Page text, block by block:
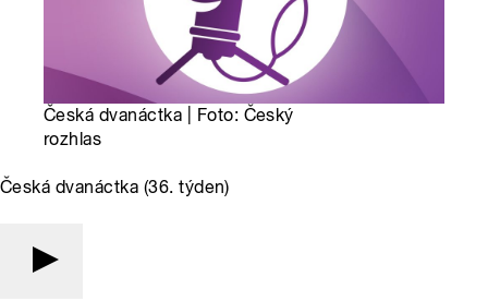
Česká dvanáctka | Foto: Český
rozhlas
Česká dvanáctka (36. týden)